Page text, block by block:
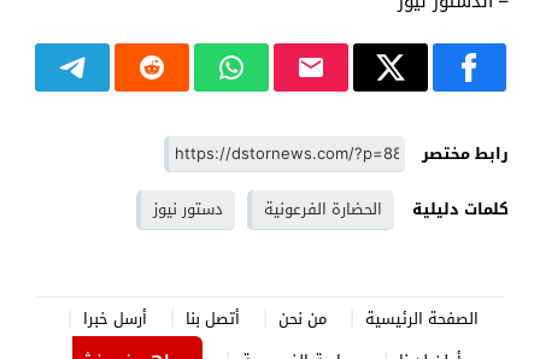
رابط مختصر
كلمات دليلية
الحضارة الفرعونية دستور نيوز
الصفحة الرئيسية من نحن أتصل بنا
أرسل خبرا